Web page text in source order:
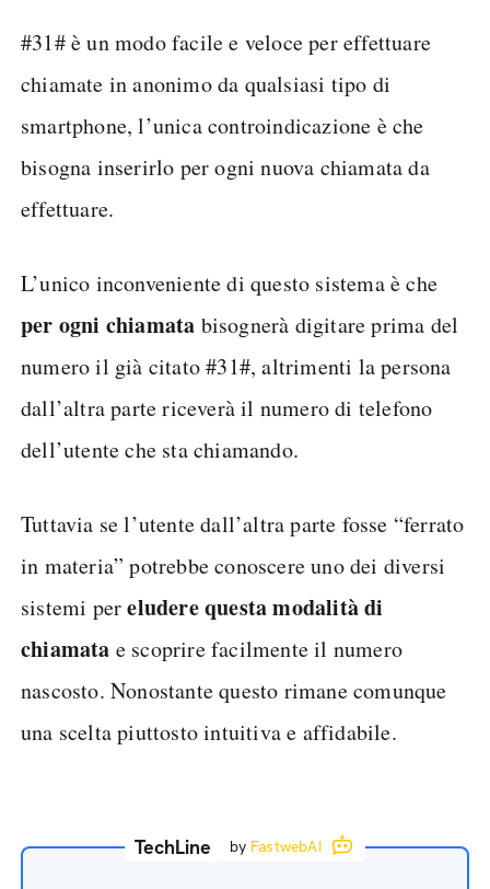
#31# è un modo facile e veloce per effettuare
chiamate in anonimo da qualsiasi tipo di
smartphone, l’unica controindicazione è che
bisogna inserirlo per ogni nuova chiamata da
effettuare.
L’unico inconveniente di questo sistema è che
per ogni chiamata bisognerà digitare prima del
numero il già citato #31#, altrimenti la persona
dall’altra parte riceverà il numero di telefono
dell’utente che sta chiamando.
Tuttavia se l’utente dall’altra parte fosse “ferrato
in materia” potrebbe conoscere uno dei diversi
sistemi pereludere questa modalità di
chiamata e scoprire facilmente il numero
nascosto. Nonostante questo rimane comunque
una scelta piuttosto intuitiva e affidabile.
TechLine by FastwebAI